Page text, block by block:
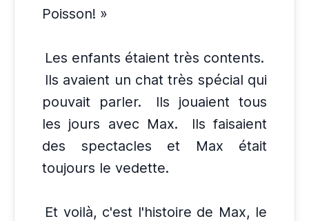
Poisson! »
Les enfants étaient très contents.
Ils avaient un chat très spécial qui
pouvait parler.
Ils jouaient tous
les jours avec Max.
Ils faisaient
des spectacles et Max était
toujours le vedette.
Et voilà, c'est l'histoire de Max, le